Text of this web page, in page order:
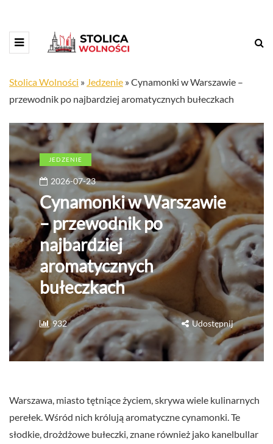
Stolica Wolności » Jedzenie »Cynamonki w Warszawie –
przewodnik po najbardziej aromatycznych bułeczkach
JEDZENIE
2026-07-23
Cynamonki w Warszawie
– przewodnik po
najbardziej
aromatycznych
bułeczkach
932 Udostępnij
Warszawa, miasto tętniące życiem, skrywa wiele kulinarnych
perełek. Wśród nich królują aromatyczne cynamonki. Te
słodkie, drożdżowe bułeczki, znane również jako kanelbullar